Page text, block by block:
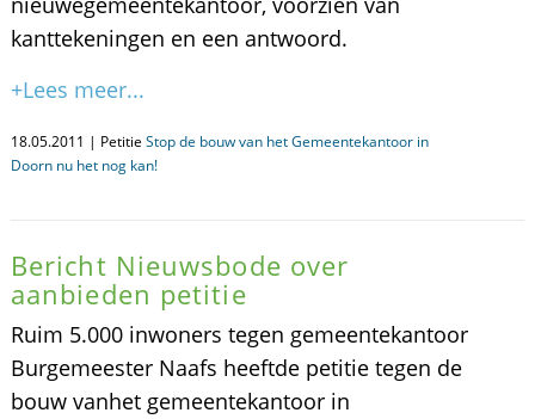
kanttekeningen en een antwoord.
+Lees meer...
18.05.2011 | Petitie Stop de bouw van het Gemeentekantoor in
Doorn nu het nog kan!
Bericht Nieuwsbode over
aanbieden petitie
Ruim 5.000 inwoners tegen gemeentekantoor
Burgemeester Naafs heeftde petitie tegen de
bouw vanhet gemeentekantoor in